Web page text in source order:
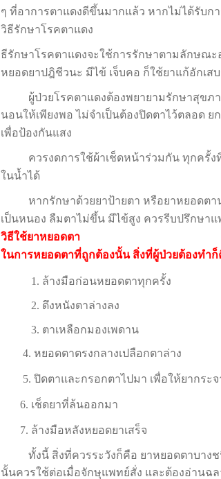
ๆ ที่อาการตาแดงดีขึ้นมากแล้ว หากไม่ได้รับก
วิธีรักษาโรคตาแดง
ธีรักษาโรคตาแดงจะใช้การรักษาตามลักษณะ
หยอดยาปฎิชีวนะ มีไข้ เจ็บคอ ก็ใช้ยาแก้อักเส
ผู้ป่วยโรคตาแดงต้องพยายามรักษาสุขภาพ
นอนให้เพียงพอ ไม่จำเป็นต้องปิดตาไว้ตลอด
เพื่อป้องกันแสง
ควรงดการใช้ผ้าเช็ดหน้าร่วมกัน ทุกครั้งที่จั
ในน้ำได้
หากรักษาด้วยยาป้ายตา หรือยาหยอดตา
เป็นหนอง ลืมตาไม่ขึ้น มีไข้สูง ควรรีบปรึกษา
วิธีใช้ยาหยอดตา
ในการหยอดตาที่ถูกต้องนั้น สิ่งที่ผู้ป่วยต้องทำก็
1. ล้างมือก่อนหยอดตาทุกครั้ง
2. ดึงหนังตาล่างลง
3. ตาเหลือกมองเพดาน
4. หยอดตาตรงกลางเปลือกตาล่าง
5. ปิดตาและกรอกตาไปมา เพื่อให้ยากร
6. เช็ดยาที่ล้นออกมา
7. ล้างมือหลังหยอดยาเสร็จ
ทั้งนี้ สิ่งที่ควรระวังก็คือ ยาหยอดตาบางชนิ
นั้นควรใช้ต่อเมื่อจักษุแพทย์สั่ง และต้องอ่านฉ